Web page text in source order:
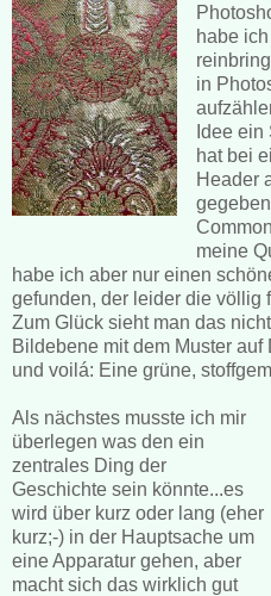
habe
in
Idee
hat bei
Header
meine
habe ich aber nur einen
gefunden, der leider die völlig
Zum Glück sieht man das
Bildebene mit dem Muster
und voilá: Eine grüne,
Als nächstes musste ich mir
überlegen was den ein
zentrales Ding der
Geschichte sein könnte...es
wird über kurz oder lang (eher
kurz;-) in der Hauptsache um
eine Apparatur gehen, aber
macht sich das wirklich gut